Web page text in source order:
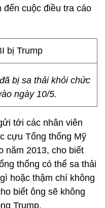
đến cuộc điều tra cáo
bị sa thải khỏi chức
ngày 10/5.
tới các nhân viên
cựu Tổng thống Mỹ
năm 2013, cho biết
thống có thể sa thải
hoặc thậm chí không
biết ông sẽ không
Trump.